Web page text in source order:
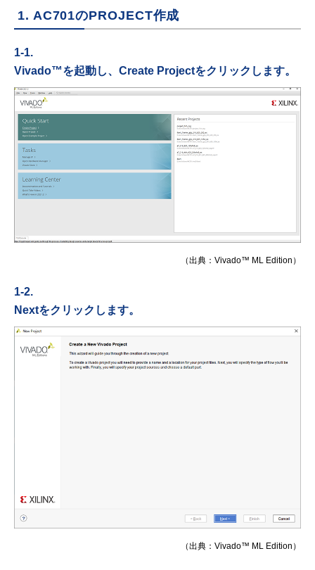
1. AC701のPROJECT作成
1-1.
Vivado™を起動し、Create Projectをクリックします。
（出典：Vivado™ ML Edition）
1-2.
Nextをクリックします。
（出典：Vivado™ ML Edition）